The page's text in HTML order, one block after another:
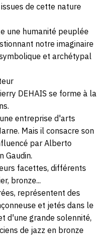
de cette nature
une humanité peuplée
notre imaginaire
et archétypal
DEHAIS se forme à la
entreprise d'arts
Mais il consacre son
par Alberto
Gaudin.
facettes, différents
bronze...
représentent des
et jetés dans le
d'une grande solennité,
de jazz en bronze